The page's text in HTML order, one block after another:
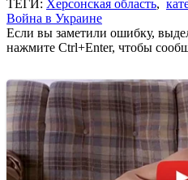
ТЕГИ: Херсонская область,
Война в Украине
Если вы заметили ошибку,
нажмите Ctrl+Enter, чтобы